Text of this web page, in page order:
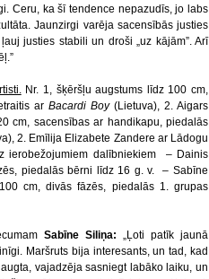
Ceru, ka šī tendence nepazudīs, jo labs
Jaunzirgi varēja sacensībās justies
justies stabili un droši „uz kājām”. Arī
Nr. 1, šķēršļu augstums līdz 100 cm,
ar Bacardi Boy(Lietuva), 2. Aigars
cm, sacensības ar handikapu, piedalās
2. Emīlija Elizabete Zandere ar Lādogu
ierobežojumiem dalībniekiem – Dainis
piedalās bērni līdz 16 g. v. – Sabīne
cm, divās fāzēs, piedalās 1. grupas
Sabīne Siliņa: „Ļoti patīk jaunā
Maršruts bija interesants, un tad, kad
vajadzēja sasniegt labāko laiku, un